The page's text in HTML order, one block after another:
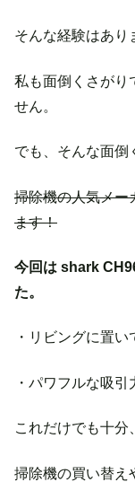
そんな経験はあり
私も面倒くさがり
せん。
でも、そんな面倒
掃除機の人気メー
ます！
今回は shark
た。
・リビングに置
・パワフルな吸
これだけでも十分
掃除機の買い替え